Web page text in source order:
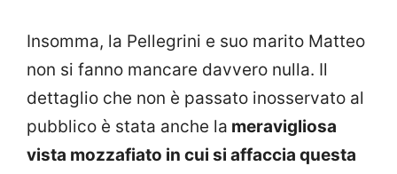
Insomma, la Pellegrini e suo marito Matteo
non si fanno mancare davvero nulla. Il
dettaglio che non è passato inosservato al
pubblico è stata anche la meravigliosa
vista mozzafiato in cui si affaccia questa